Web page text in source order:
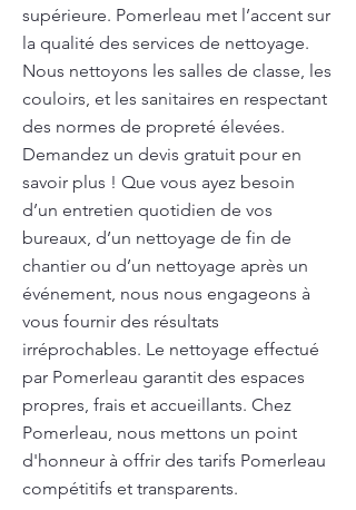
supérieure. Pomerleau met l’accent sur
la qualité des services de nettoyage.
Nous nettoyons les salles de classe, les
couloirs, et les sanitaires en respectant
des normes de propreté élevées.
Demandez un devis gratuit pour en
savoir plus ! Que vous ayez besoin
d’un entretien quotidien de vos
bureaux, d’un nettoyage de fin de
chantier ou d’un nettoyage après un
événement, nous nous engageons à
vous fournir des résultats
irréprochables. Le nettoyage effectué
par Pomerleau garantit des espaces
propres, frais et accueillants. Chez
Pomerleau, nous mettons un point
d'honneur à offrir des tarifs Pomerleau
compétitifs et transparents.